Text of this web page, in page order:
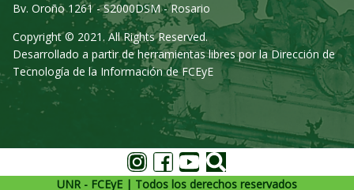
Bv. Oroño 1261 - S2000DSM - Rosario
Copyright © 2021. All Rights Reserved.
Desarrollado a partir de herramientas libres por la Dirección de
Tecnología de la Información de FCEyE
UNR - FCEyE | Todos los derechos reservados